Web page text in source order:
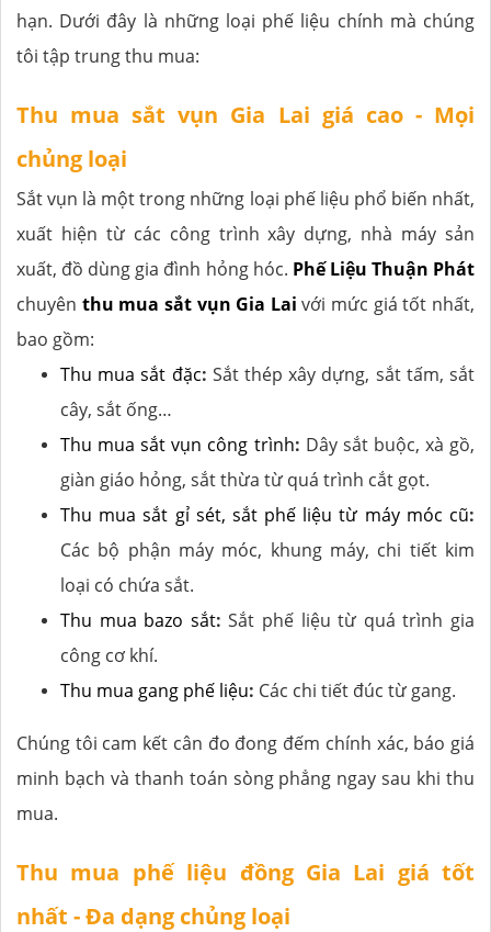
hạn. Dưới đây là những loại phế liệu chính mà chúng
tôi tập trung thu mua:
Thu mua sắt vụn Gia Lai giá cao - Mọi
chủng loại
Sắt vụn là một trong những loại phế liệu phổ biến nhất,
xuất hiện từ các công trình xây dựng, nhà máy sản
xuất, đồ dùng gia đình hỏng hóc. Phế Liệu Thuận Phát
chuyên thu mua sắt vụn Gia Lai với mức giá tốt nhất,
bao gồm:
Thu mua sắt đặc: Sắt thép xây dựng, sắt tấm, sắt
cây, sắt ống…
Thu mua sắt vụn công trình: Dây sắt buộc, xà gồ,
giàn giáo hỏng, sắt thừa từ quá trình cắt gọt.
Thu mua sắt gỉ sét, sắt phế liệu từ máy móc cũ:
Các bộ phận máy móc, khung máy, chi tiết kim
loại có chứa sắt.
Thu mua bazo sắt: Sắt phế liệu từ quá trình gia
công cơ khí.
Thu mua gang phế liệu: Các chi tiết đúc từ gang.
Chúng tôi cam kết cân đo đong đếm chính xác, báo giá
minh bạch và thanh toán sòng phẳng ngay sau khi thu
mua.
Thu mua phế liệu đồng Gia Lai giá tốt
nhất - Đa dạng chủng loại